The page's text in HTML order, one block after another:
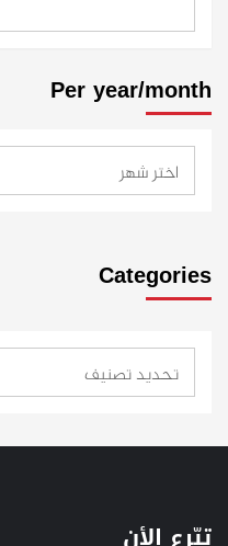
Per year/month
Categories
تبّرع الأن